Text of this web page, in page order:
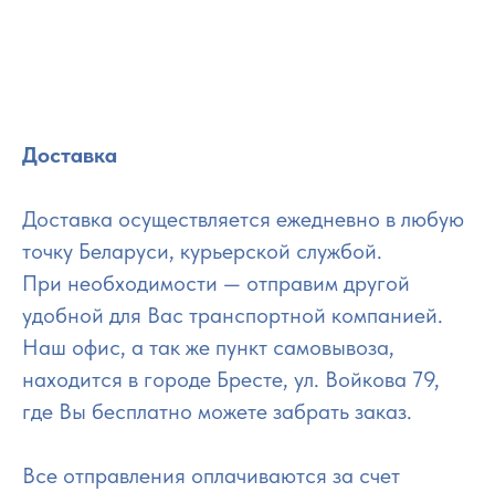
Доставка
Доставка осуществляется ежедневно в любую
точку Беларуси, курьерской службой.
При необходимости — отправим другой
удобной для Вас транспортной компанией.
Наш офис, а так же пункт самовывоза,
находится в городе Бресте, ул. Войкова 79,
где Вы бесплатно можете забрать заказ.
Все отправления оплачиваются за счет